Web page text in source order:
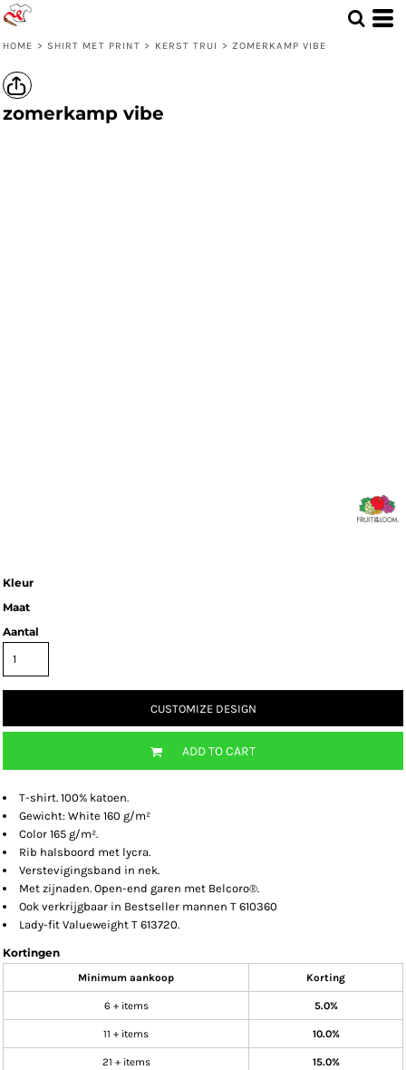
HOME > SHIRT MET PRINT > KERST TRUI > ZOMERKAMP VIBE
zomerkamp vibe
Kleur
Maat
Aantal
CUSTOMIZE DESIGN
ADD TO CART
T-shirt. 100% katoen.
Gewicht: White 160 g/m²
Color 165 g/m².
Rib halsboord met lycra.
Verstevigingsband in nek.
Met zijnaden. Open-end garen met Belcoro®.
Ook verkrijgbaar in Bestseller mannen T 610360
Lady-fit Valueweight T 613720.
Kortingen
Minimum aankoop Korting
6 + items 5.0%
11 + items 10.0%
21 + items 15.0%